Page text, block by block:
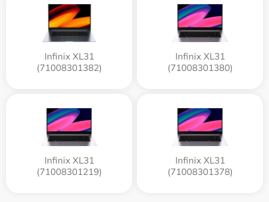
Infinix XL31
(71008301382)
Infinix XL31
(71008301380)
Infinix XL31
(71008301219)
Infinix XL31
(71008301378)